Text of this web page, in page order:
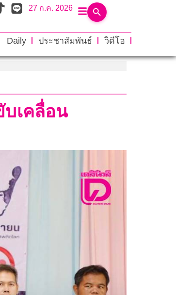
27 ก.ค. 2026
Daily ประชาสัมพันธ์
วิดีโอ
บเคลื่อน